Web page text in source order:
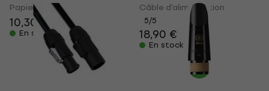
Papier photo
10,30 €
En stock
Câble d'alimentation
5/5
18,90 €
En stock